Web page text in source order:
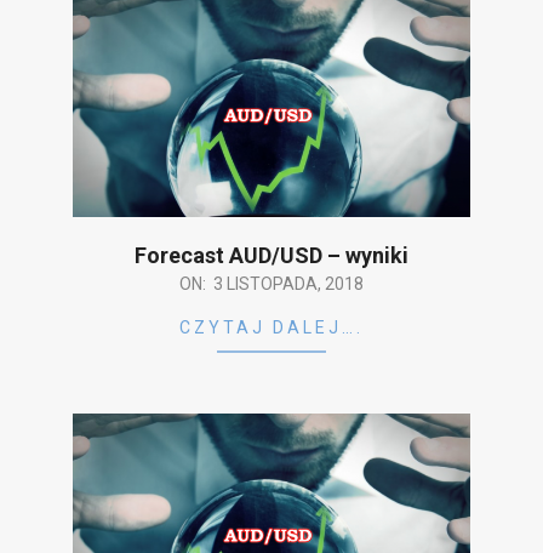
Forecast AUD/USD – wyniki
ON: 3 LISTOPADA, 2018
CZYTAJ DALEJ….